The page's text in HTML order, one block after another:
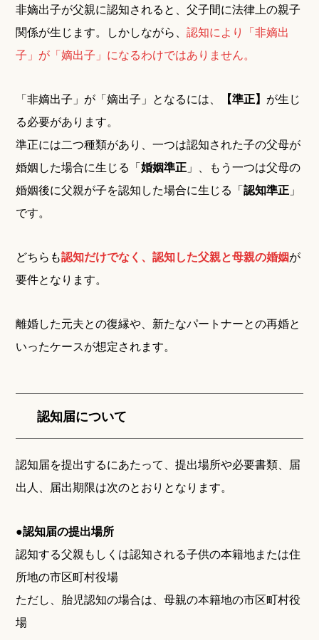
非嫡出子が父親に認知されると、父子間に法律上の親子
関係が生じます。しかしながら、認知により「非嫡出
子」が「嫡出子」になるわけではありません。
「非嫡出子」が「嫡出子」となるには、 【準正】 が生じ
る必要があります。
準正には二つ種類があり、一つは認知された子の父母が
婚姻した場合に生じる「婚姻準正 」、もう一つは父母の
婚姻後に父親が子を認知した場合に生じる「認知準正 」
です。
どちらも認知だけでなく、認知した父親と母親の婚姻が
要件となります。
離婚した元夫との復縁や、新たなパートナーとの再婚と
いったケースが想定されます。
認知届について
認知届を提出するにあたって、提出場所や必要書類、届
出人、届出期限は次のとおりとなります。
●認知届の提出場所
認知する父親もしくは認知される子供の本籍地または住
所地の市区町村役場
ただし、胎児認知の場合は、母親の本籍地の市区町村役
場